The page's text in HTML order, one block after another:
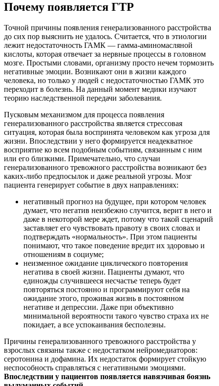
Почему появляется ГТР
Точной причины появления генерализованного расстройства
до сих пор выяснить не удалось. Считается, что в этиологии
лежит недостаточность ГАМК — гамма-аминомасляной
кислоты, которая отвечает за нервные процессы в головном
мозге. Простыми словами, организму просто нечем тормозить
негативные эмоции. Возникают они в жизни каждого
человека, но только у людей с недостаточностью ГАМК это
переходит в болезнь. На данный момент медики изучают
теорию наследственной передачи заболевания.
Пусковым механизмом для процесса появления
генерализованного расстройства является стрессовая
ситуация, которая была воспринята человеком как угроза для
жизни. Впоследствии у него формируется неадекватное
восприятие ко всем подобным событиям, связанным с ним
или его близкими. Примечательно, что случаи
генерализованного тревожного расстройства возникают без
каких-либо предпосылок и даже реальной угрозы. Мозг
пациента генерирует событие в двух направлениях:
негативный прогноз на будущее, при котором человек
думает, что негатив неизбежно случится, верит в него и
даже в некоторой мере ждет, потому что такой сценарий
заставляет его чувствовать правоту в своих словах и
подтверждать «нормальность». При этом пациенты
понимают, что такое поведение вредит их здоровью и
отношениям в социуме;
неизменное ожидание циклического повторения
негатива в своей жизни. Пациенты думают, что
единожды случившееся несчастье теперь будет
повторяться постоянно и программируют себя на
ожидание этого, проживая жизнь в постоянном
негативе и депрессии. Даже при объективно
минимальной вероятности такого чувство страха их не
покидает, а все успокаивания бесполезны.
Причины генерализованного тревожного расстройства у
взрослых связаны также с недостатком нейромедиаторов:
серотонина и дофамина. Их недостаток формирует стойкую
неспособность справляться с негативными эмоциями.
Впоследствии у пациентов появляется навязчивая боязнь